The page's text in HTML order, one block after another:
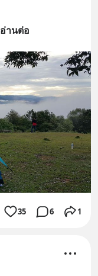
อ่านต่อ
35 6 1